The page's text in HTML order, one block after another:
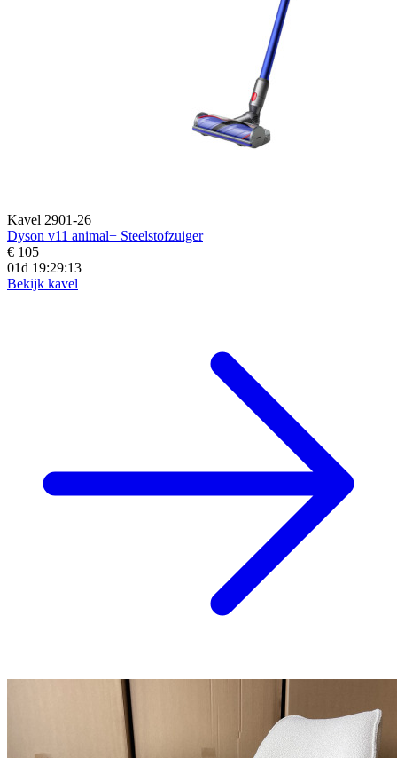
Kavel 2901-26
Dyson v11 animal+ Steelstofzuiger
€ 105
01d 19:29:12
Bekijk kavel